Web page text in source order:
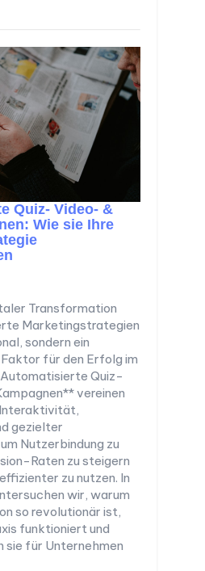
Quiz- Video- &
Wie sie Ihre
Transformation
Marketingstrategien
sondern ein
für den Erfolg im
Quiz-
vereinen
gezielter
Nutzerbindung zu
Raten zu steigern
zu nutzen. In
wir, warum
so revolutionär ist,
funktioniert und
sie für Unternehmen